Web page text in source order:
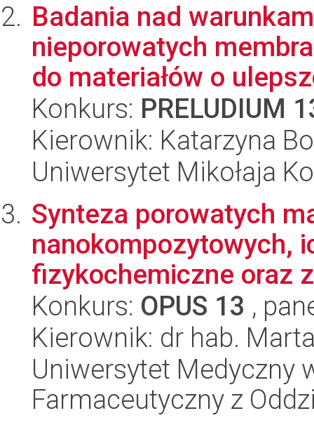
Badania nad
nieporowatych
do materiałów o
Konkurs: PRELUDIUM
Kierownik: Katarzyna
Uniwersytet Mikołaja
Synteza porowatych
nanokompozytowych,
fizykochemiczne oraz
Konkurs: OPUS 13 ,
Kierownik: dr hab.
Uniwersytet Medyczny
Farmaceutyczny z